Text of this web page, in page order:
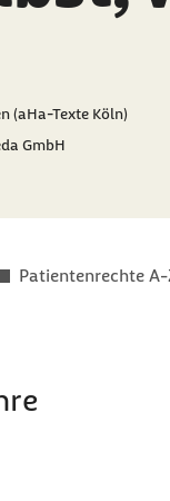
(aHa-Texte Köln)
GmbH
Patientenrechte